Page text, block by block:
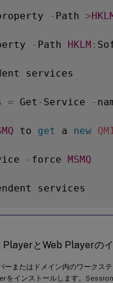
- Path >
- Path HKLM :
services
= Get - Service -
to get a new
- force MSMQ
services
-ne $null) {
($depService in
Get-
とWeb Playerの
またはドメイン内のワークス
をインストールします。